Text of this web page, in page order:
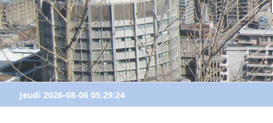
Jeudi 2026-08-06 05:29:24